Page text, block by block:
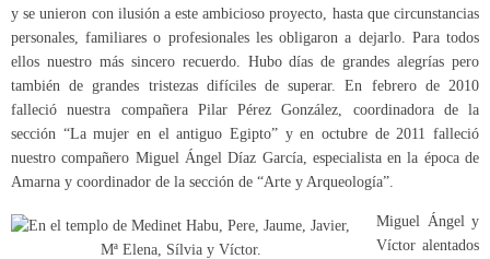
y se unieron con ilusión a este ambicioso proyecto, hasta que circunstancias
personales, familiares o profesionales les obligaron a dejarlo. Para todos
ellos nuestro más sincero recuerdo. Hubo días de grandes alegrías pero
también de grandes tristezas difíciles de superar. En febrero de 2010
falleció nuestra compañera Pilar Pérez González, coordinadora de la
sección “La mujer en el antiguo Egipto” y en octubre de 2011 falleció
nuestro compañero Miguel Ángel Díaz García, especialista en la época de
Amarna y coordinador de la sección de “Arte y Arqueología”.
Miguel Ángel y
Víctor alentados